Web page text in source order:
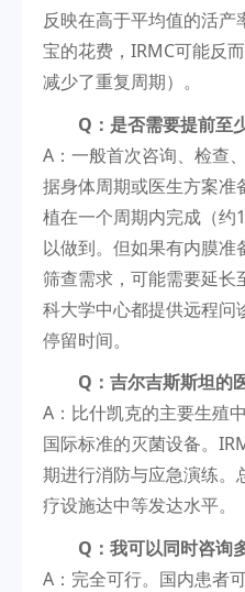
反映在高于平均值的活
宝的花费，IRMC可能反
减少了重复周期）。
Q：是否需要提前至
A：一般首次咨询、检查
据身体周期或医生方案准
植在一个周期内完成（约
以做到。但如果有内膜
筛查需求，可能需要延长
科大学中心都提供远程问
停留时间。
Q：吉尔吉斯斯坦的
A：比什凯克的主要生殖
国际标准的灭菌设备。
期进行消防与应急演练。
疗设施达中等发达水平。
Q：我可以同时咨询
A：完全可行。国内患者